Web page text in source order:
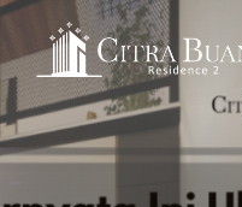
Skip
content